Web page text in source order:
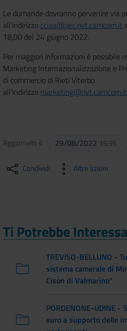
Le domande dovranno pervenire via
all’indirizzo cciaa@pec.rivt.camcom.it
18,00 del 24 giugno 2022.
Per maggiori informazioni è possibile
Marketing Internazionalizzazione e
di commercio di Rieti Viterbo
all’indirizzo marketing@rivt.camcom.it
Aggiornato il 29/08/2022 15:35
Condividi Altre azioni
Ti Potrebbe
TREVISO-BELLUNO -
sistema camerale di
Cison di Valmarino"
PORDENONE-UDINE
euro a supporto delle